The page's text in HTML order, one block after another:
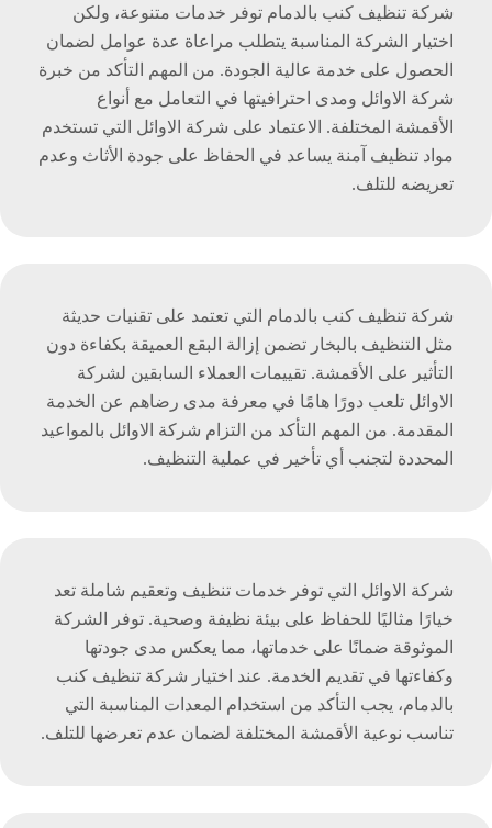
شركة تنظيف كنب بالدمام توفر خدمات متنوعة، ولكن
اختيار الشركة المناسبة يتطلب مراعاة عدة عوامل لضمان
الحصول على خدمة عالية الجودة. من المهم التأكد من خبرة
شركة الاوائل ومدى احترافيتها في التعامل مع أنواع
الأقمشة المختلفة. الاعتماد على شركة الاوائل التي تستخدم
مواد تنظيف آمنة يساعد في الحفاظ على جودة الأثاث وعدم
تعريضه للتلف.
شركة تنظيف كنب بالدمام التي تعتمد على تقنيات حديثة
مثل التنظيف بالبخار تضمن إزالة البقع العميقة بكفاءة دون
التأثير على الأقمشة. تقييمات العملاء السابقين لشركة
الاوائل تلعب دورًا هامًا في معرفة مدى رضاهم عن الخدمة
المقدمة. من المهم التأكد من التزام شركة الاوائل بالمواعيد
المحددة لتجنب أي تأخير في عملية التنظيف.
شركة الاوائل التي توفر خدمات تنظيف وتعقيم شاملة تعد
خيارًا مثاليًا للحفاظ على بيئة نظيفة وصحية. توفر الشركة
الموثوقة ضمانًا على خدماتها، مما يعكس مدى جودتها
وكفاءتها في تقديم الخدمة. عند اختيار شركة تنظيف كنب
بالدمام، يجب التأكد من استخدام المعدات المناسبة التي
تناسب نوعية الأقمشة المختلفة لضمان عدم تعرضها للتلف.